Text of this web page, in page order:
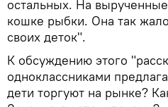
остальных. На
кошке рыбки. Она так
своих деток".
К обсуждению этого
одноклассниками
дети торгуют на рынке?